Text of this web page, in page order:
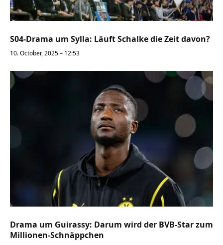
S04-Drama um Sylla: Läuft Schalke die Zeit davon?
10. October, 2025 – 12:53
Drama um Guirassy: Darum wird der BVB-Star zum
Millionen-Schnäppchen